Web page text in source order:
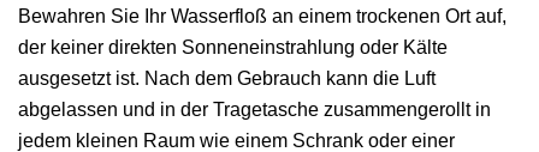
Bewahren Sie Ihr Wasserfloß an einem trockenen Ort auf,
der keiner direkten Sonneneinstrahlung oder Kälte
ausgesetzt ist. Nach dem Gebrauch kann die Luft
abgelassen und in der Tragetasche zusammengerollt in
jedem kleinen Raum wie einem Schrank oder einer